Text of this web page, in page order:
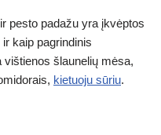
er
e
st
ar
e
pesto padažu yra įkvėptos
kaip pagrindinis
šlaunelių mėsa,
kietuoju sūriu.